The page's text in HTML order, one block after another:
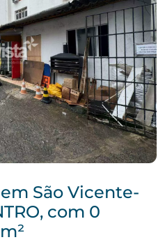
São Vicente-
com 0